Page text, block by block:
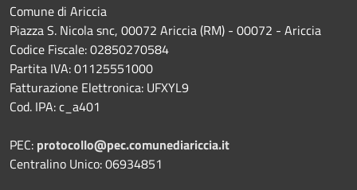
Comune di Ariccia
Piazza S. Nicola snc, 00072 Ariccia (RM) - 00072 - Ariccia
Codice Fiscale: 02850270584
Partita IVA: 01125551000
Fatturazione Elettronica: UFXYL9
Cod. IPA: c_a401
PEC: protocollo@pec.comunediariccia.it
Centralino Unico: 06934851